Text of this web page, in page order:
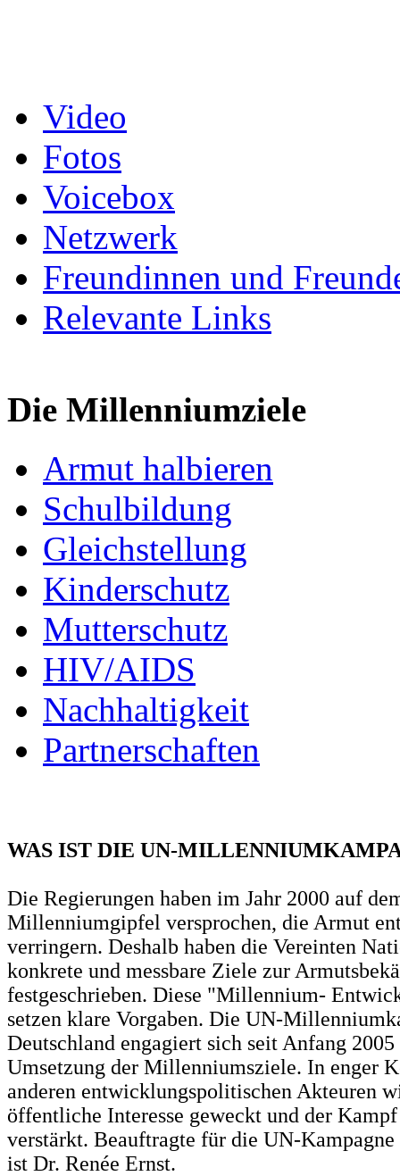
Video
Fotos
Voicebox
Netzwerk
Freundinnen und
Relevante Links
Die Millenniumziele
Armut halbieren
Schulbildung
Gleichstellung
Kinderschutz
Mutterschutz
HIV/AIDS
Nachhaltigkeit
Partnerschaften
WAS IST DIE UN-
Die Regierungen haben im Jahr 2000 auf
Millenniumgipfel versprochen, die Armut
verringern. Deshalb haben die Vereinten
konkrete und messbare Ziele zur
festgeschrieben. Diese "Millennium-
setzen klare Vorgaben. Die UN-
Deutschland engagiert sich seit Anfang
Umsetzung der Millenniumsziele. In enger
anderen entwicklungspolitischen Akteuren
öffentliche Interesse geweckt und der
verstärkt. Beauftragte für die UN-
ist Dr. Renée Ernst.